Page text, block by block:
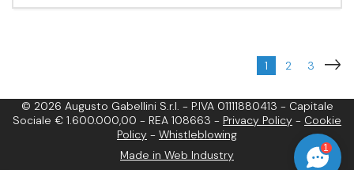
1 2 3
© 2026 Augusto Gabellini S.r.l. - P.IVA 01111880413 - Capitale
Sociale € 1.600.000,00 - REA 108663 - Privacy Policy - Cookie
Policy - Whistleblowing
Made in Web Industry
1